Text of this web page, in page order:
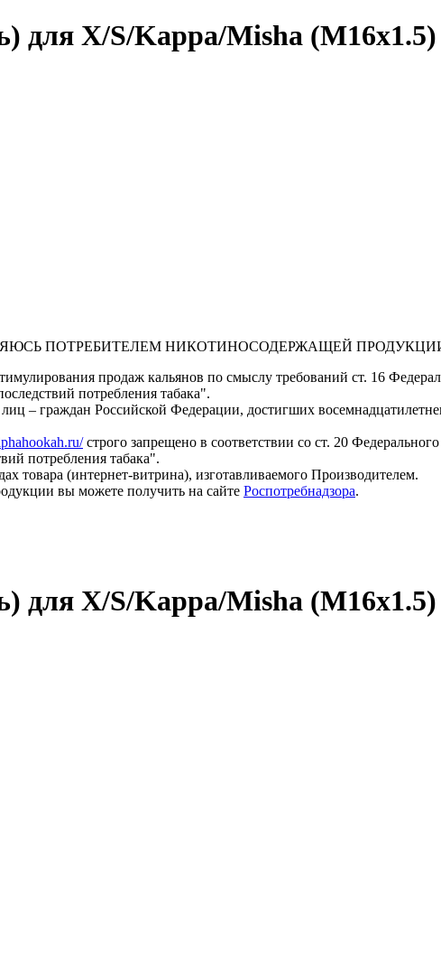
для X/S/Kappa/Misha (M16x1.5)
ПОТРЕБИТЕЛЕМ НИКОТИНОСОДЕРЖАЩЕЙ
продаж кальянов по смыслу требований ст. 16
потребления табака".
– граждан Российской Федерации, достигших
строго запрещено в соответствии со ст. 20
потребления табака".
товара (интернет-витрина), изготавливаемого Производителем.
вы можете получить на сайте Роспотребнадзора.
для X/S/Kappa/Misha (M16x1.5)